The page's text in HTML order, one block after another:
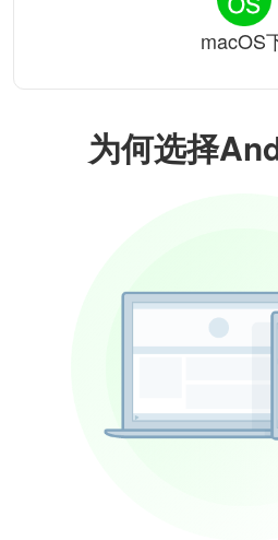
为何选择
macOS